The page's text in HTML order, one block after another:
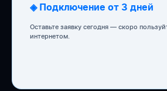
◈ Подключение от 3 дней
Оставьте заявку сегодня — скоро
интернетом.